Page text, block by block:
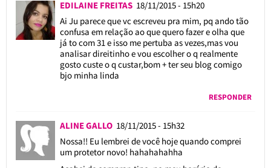
EDILAINE FREITAS 18/11/2015 - 15h20
Ai Ju parece que vc escreveu pra mim, pq ando tão
confusa em relação ao que quero fazer e olha que
já to com 31 e isso me pertuba as vezes,mas vou
analisar direitinho e vou escolher o q realmente
gosto custe o q custar,bom + ter seu blog comigo
bjo minha linda
RESPONDER
ALINE GALLO 18/11/2015 - 15h32
Nossa!! Eu lembrei de você hoje quando comprei
um protetor novo! hahahahahha